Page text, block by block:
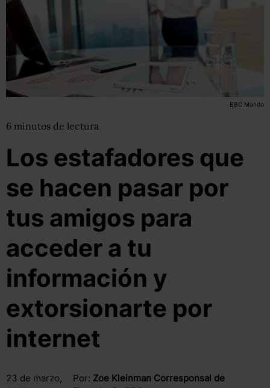
BBC Mundo
6 minutos de lectura
Los estafadores que
se hacen pasar por
tus amigos para
acceder a tu
información y
extorsionarte por
internet
23 de marzo,
Por: Zoe Kleinman Corresponsal de